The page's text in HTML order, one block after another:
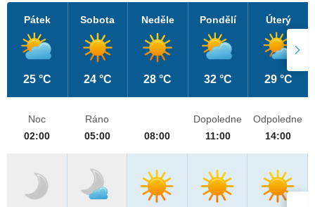
Pátek
25 °C
Sobota
24 °C
Neděle
28 °C
Pondělí
32 °C
Úterý
29 °C
Noc
02:00
Ráno
05:00
08:00
Dopoledne
11:00
Odpoledne
14:00